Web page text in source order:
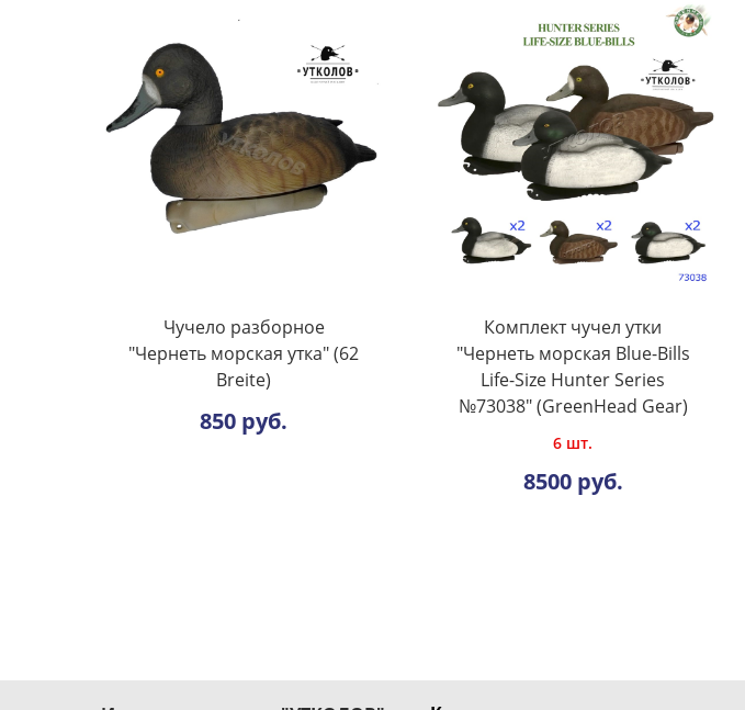
Чучело разборное
"Чернеть морская утка" (62
Breite)
850 руб.
Комплект чучел утки
"Чернеть морская Blue-Bills
Life-Size Hunter Series
№73038" (GreenHead Gear)
6 шт.
8500 руб.